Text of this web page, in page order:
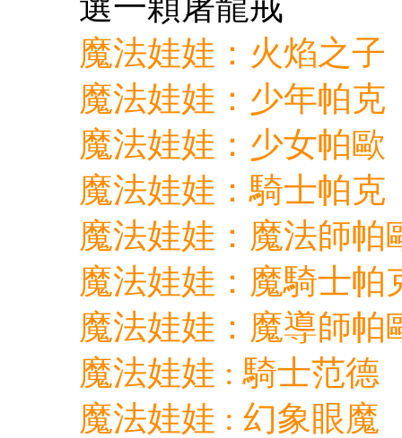
魔法娃娃：火焰之子
魔法娃娃：少年帕克
魔法娃娃：少女帕歐
魔法娃娃：騎士帕克
魔法娃娃：魔法師帕
魔法娃娃：魔騎士帕
魔法娃娃：魔導師帕
魔法娃娃 : 騎士范德
魔法娃娃 : 幻象眼魔